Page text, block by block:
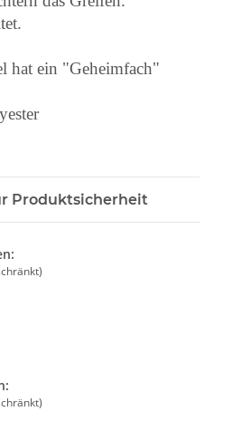
hat ein "Geheimfach"
Produktsicherheit